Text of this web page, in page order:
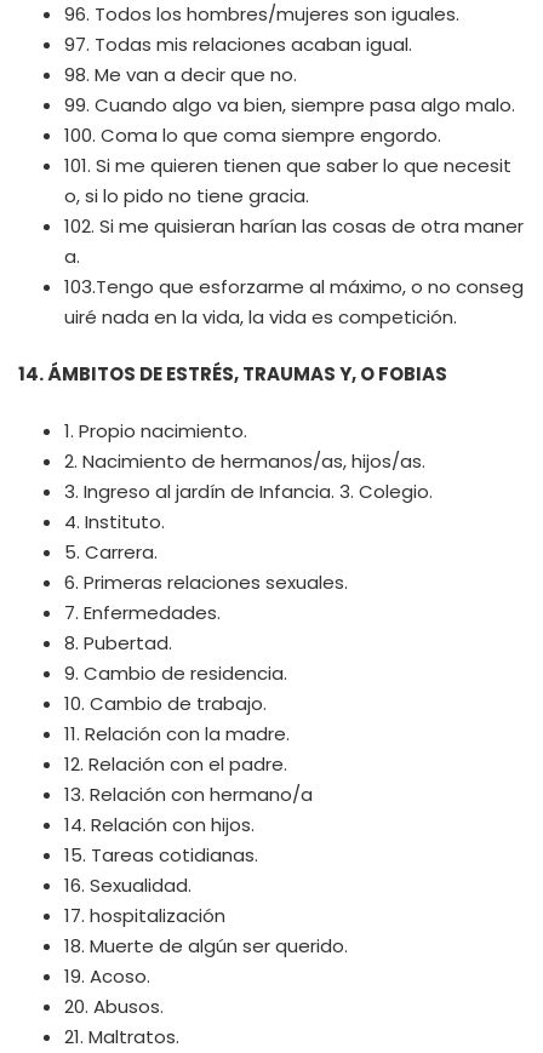
96. Todos los hombres/mujeres son iguales.
97. Todas mis relaciones acaban igual.
98. Me van a decir que no.
99. Cuando algo va bien, siempre pasa algo malo.
100. Coma lo que coma siempre engordo.
101. Si me quieren tienen que saber lo que necesit
o, si lo pido no tiene gracia.
102. Si me quisieran harían las cosas de otra maner
a.
103.Tengo que esforzarme al máximo, o no conseg
uiré nada en la vida, la vida es competición.
14. ÁMBITOS DE ESTRÉS, TRAUMAS Y, O FOBIAS
1. Propio nacimiento.
2. Nacimiento de hermanos/as, hijos/as.
3. Ingreso al jardín de Infancia. 3. Colegio.
4. Instituto.
5. Carrera.
6. Primeras relaciones sexuales.
7. Enfermedades.
8. Pubertad.
9. Cambio de residencia.
10. Cambio de trabajo.
11. Relación con la madre.
12. Relación con el padre.
13. Relación con hermano/a
14. Relación con hijos.
15. Tareas cotidianas.
16. Sexualidad.
17. hospitalización
18. Muerte de algún ser querido.
19. Acoso.
20. Abusos.
21. Maltratos.